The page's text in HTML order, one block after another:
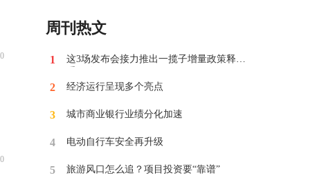
0
0
周刊热文
1
这3场发布会接力推出一揽子增量政策释放
2 经济运行呈现多个亮点
3 ​城市商业银行业绩分化加速
4 电动自行车安全再升级
5 ​旅游风口怎么追？项目投资要“靠谱”